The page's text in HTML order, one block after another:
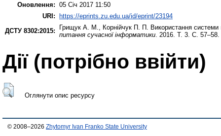
Оновлення: 05 Січ 2017 11:50
URI: https://eprints.zu.edu.ua/id/eprint/23194
ДСТУ 8302:2015:
Грищук А. М. Корнійчук П. П. Використання
питання сучасної інформатики . 2016. Т. 3. С. 57–58.
Дії ​​(потрібно ввійти)
Оглянути опис ресурсу
© 2008–2026 Zhytomyr Ivan Franko State University